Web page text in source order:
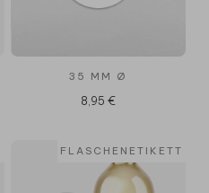
35 MM Ø
8,95 €
FLASCHENETIKETT